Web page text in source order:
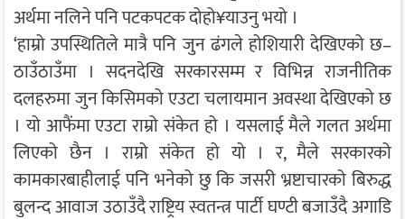
अर्थमा नलिने पनि पटकपटक दोहो¥याउनु भयो ।
‘हाम्रो उपस्थितिले मात्रै पनि जुन ढंगले होशियारी देखिएको छ–
ठाउँठाउँमा । सदनदेखि सरकारसम्म र विभिन्न राजनीतिक
दलहरुमा जुन किसिमको एउटा चलायमान अवस्था देखिएको छ
। यो आफैंमा एउटा राम्रो संकेत हो । यसलाई मैले गलत अर्थमा
लिएको छैन । राम्रो संकेत हो यो । र, मैले सरकारको
कामकारबाहीलाई पनि भनेको छु कि जसरी भ्रष्टाचारको बिरुद्ध
बुलन्द आवाज उठाउँदै राष्ट्रिय स्वतन्त्र पार्टी घण्टी बजाउँदै अगाडि